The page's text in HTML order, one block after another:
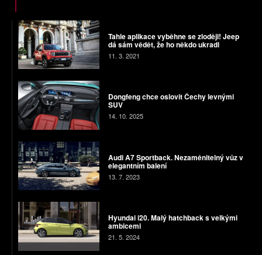
Tahle aplikace vyběhne se zloději! Jeep
dá sám vědět, že ho někdo ukradl
11. 3. 2021
Dongfeng chce oslovit Čechy levnými
SUV
14. 10. 2025
Audi A7 Sportback. Nezaměnitelný vůz v
elegantním balení
13. 7. 2023
Hyundai i20. Malý hatchback s velkými
ambicemi
21. 5. 2024